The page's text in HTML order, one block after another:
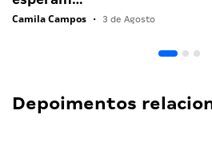
Camila Campos • 3 de Agosto
Depoimentos